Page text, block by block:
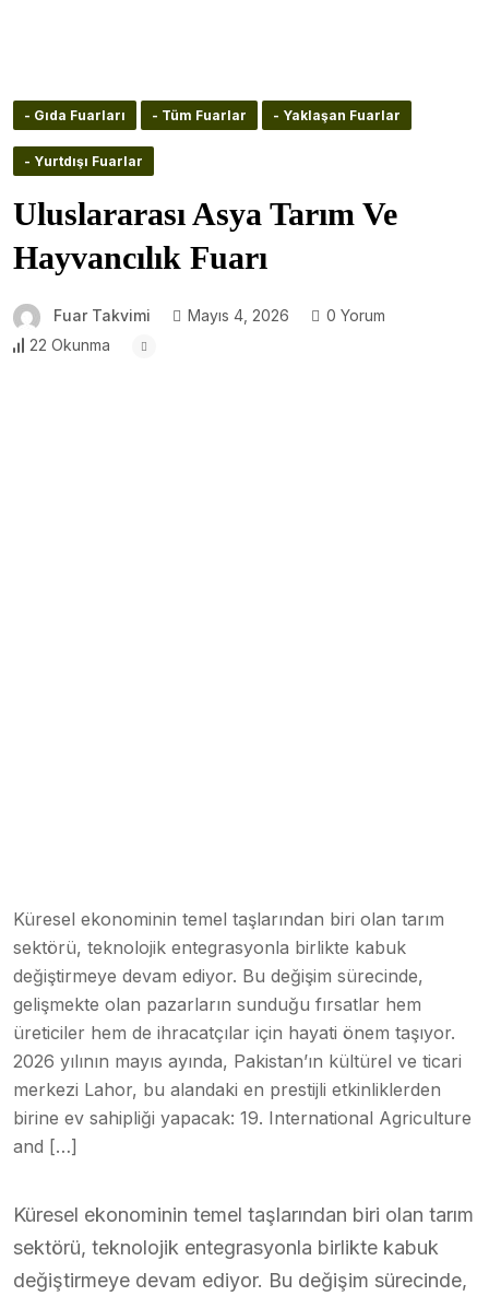
- Gıda Fuarları - Tüm Fuarlar - Yaklaşan Fuarlar
- Yurtdışı Fuarlar
Uluslararası Asya Tarım Ve
Hayvancılık Fuarı
Fuar Takvimi Mayıs 4, 2026
0 Yorum
22 Okunma
Küresel ekonominin temel taşlarından biri olan tarım
sektörü, teknolojik entegrasyonla birlikte kabuk
değiştirmeye devam ediyor. Bu değişim sürecinde,
gelişmekte olan pazarların sunduğu fırsatlar hem
üreticiler hem de ihracatçılar için hayati önem taşıyor.
2026 yılının mayıs ayında, Pakistan’ın kültürel ve ticari
merkezi Lahor, bu alandaki en prestijli etkinliklerden
birine ev sahipliği yapacak: 19. International Agriculture
and […]
Küresel ekonominin temel taşlarından biri olan tarım
sektörü, teknolojik entegrasyonla birlikte kabuk
değiştirmeye devam ediyor. Bu değişim sürecinde,